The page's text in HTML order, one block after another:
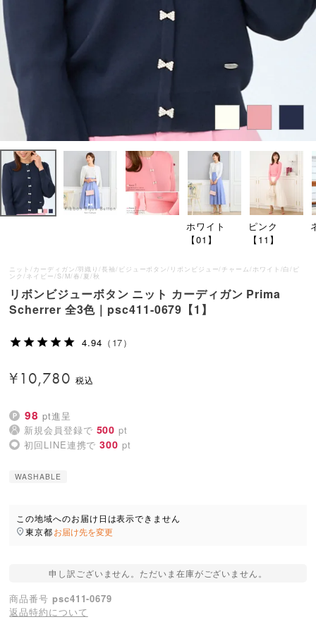
ホワイト
【01】
ピンク
【11】
ニット/カーディガン/羽織り/長袖/ビジューボタン/リボンビジュー/チャーム/ホワイト/白/ピ
ンク/ネイビー/S/M/春/夏/秋
リボンビジューボタン ニット カーディガン Prima
Scherrer 全3色｜psc411-0679【1】
4.94 （17）
¥10,780
98 pt進呈
新規会員登録で 500 pt
初回LINE連携で 300 pt
WASHABLE
この地域へのお届け日は表示できません
東京都お届け先を変更
申し訳ございません。ただいま在庫がございません。
商品番号 psc411-0679
返品特約について